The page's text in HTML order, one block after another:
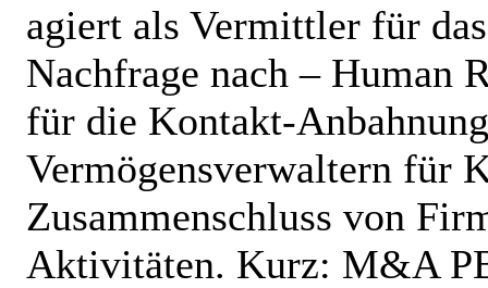
agiert als Vermittler für
Nachfrage nach – Human
für die Kontakt-
Vermögensverwaltern für
Zusammenschluss von
Aktivitäten. Kurz: M&A